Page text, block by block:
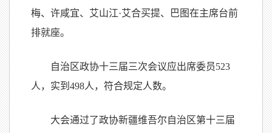
梅、许咸宜、艾山江·艾合买提、巴图在主席台前
排就座。
自治区政协十三届三次会议应出席委员523
人，实到498人，符合规定人数。
大会通过了政协新疆维吾尔自治区第十三届